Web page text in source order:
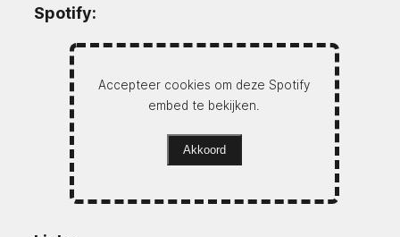
Spotify:
Accepteer cookies om deze Spotify
embed te bekijken.
Akkoord